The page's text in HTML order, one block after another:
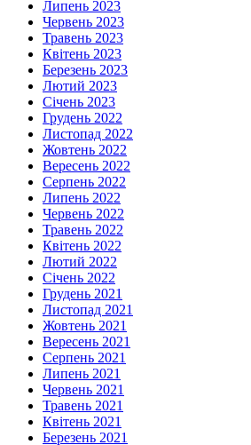
Липень 2023
Червень 2023
Травень 2023
Квітень 2023
Березень 2023
Лютий 2023
Січень 2023
Грудень 2022
Листопад 2022
Жовтень 2022
Вересень 2022
Серпень 2022
Липень 2022
Червень 2022
Травень 2022
Квітень 2022
Лютий 2022
Січень 2022
Грудень 2021
Листопад 2021
Жовтень 2021
Вересень 2021
Серпень 2021
Липень 2021
Червень 2021
Травень 2021
Квітень 2021
Березень 2021